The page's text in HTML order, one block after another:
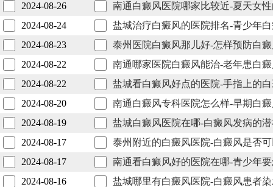
2024-08-26
南通白癜风医院哪家比较近-夏天女
2024-08-24
盐城治疗白癜风的医院排名-青少年
2024-08-23
泰州医院白癜风那儿好-怎样预防白
2024-08-22
南通哪家医院白癜风能治-老年患白
2024-08-22
盐城看白癜风好点的医院-手指上的
2024-08-20
南通白癜风专科医院怎么样-早期白
2024-08-19
盐城白癜风医院在哪-白癜风发病的
2024-08-17
泰州附近的白癜风医院-白癜风是否
2024-08-17
南通看白癜风好的医院在哪-青少年
2024-08-16
盐城哪里有白癜风医院-白癜风患者